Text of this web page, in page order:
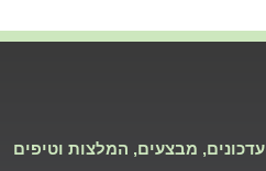
עדכונים, מבצעים, המלצות וטיפים